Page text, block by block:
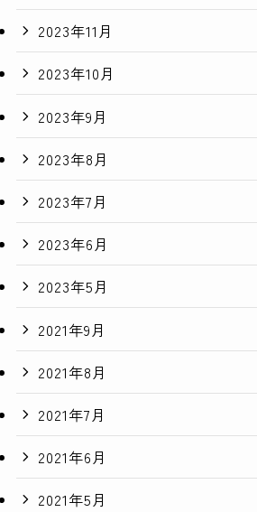
2023年11月
2023年10月
2023年9月
2023年8月
2023年7月
2023年6月
2023年5月
2021年9月
2021年8月
2021年7月
2021年6月
2021年5月